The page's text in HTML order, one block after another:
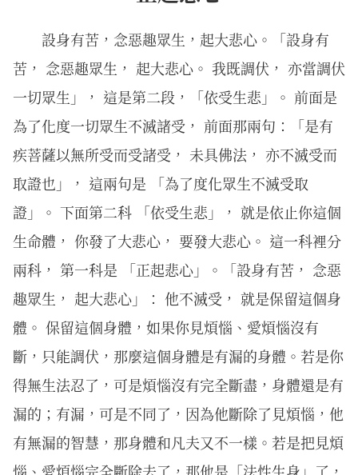
設身有苦，念惡趣眾生，起大悲心。「設身有
苦， 念惡趣眾生， 起大悲心。 我既調伏， 亦當調伏
一切眾生」， 這是第二段，「依受生悲」。 前面是
為了化度一切眾生不滅諸受， 前面那兩句：「是有
疾菩薩以無所受而受諸受， 未具佛法， 亦不滅受而
取證也」， 這兩句是 「為了度化眾生不滅受取
證」。 下面第二科 「依受生悲」， 就是依止你這個
生命體， 你發了大悲心， 要發大悲心。 這一科裡分
兩科， 第一科是 「正起悲心」。「設身有苦， 念惡
趣眾生， 起大悲心」： 他不滅受， 就是保留這個身
體。 保留這個身體，如果你見煩惱、愛煩惱沒有
斷，只能調伏，那麼這個身體是有漏的身體。若是你
得無生法忍了，可是煩惱沒有完全斷盡，身體還是有
漏的；有漏，可是不同了，因為他斷除了見煩惱，他
有無漏的智慧，那身體和凡夫又不一樣。若是把見煩